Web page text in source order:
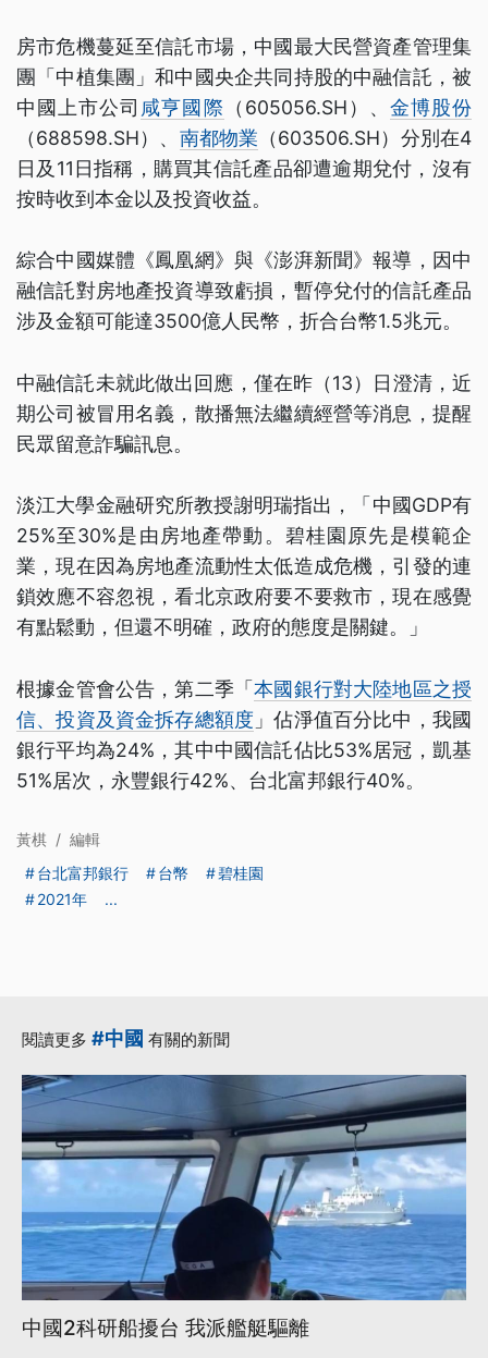
房市危機蔓延至信託市場，中國最大民營資產管理集
團「中植集團」和中國央企共同持股的中融信託，被
中國上市公司 咸亨國際 （605056.SH）、 金博股份
（688598.SH）、 南都物業 （603506.SH）分別在4
日及11日指稱，購買其信託產品卻遭逾期兌付，沒有
按時收到本金以及投資收益。
綜合中國媒體《鳳凰網》與《澎湃新聞》報導，因中
融信託對房地產投資導致虧損，暫停兌付的信託產品
涉及金額可能達3500億人民幣，折合台幣1.5兆元。
中融信託未就此做出回應，僅在昨（13）日澄清，近
期公司被冒用名義，散播無法繼續經營等消息，提醒
民眾留意詐騙訊息。
淡江大學金融研究所教授謝明瑞指出，「中國GDP有
25%至30%是由房地產帶動。碧桂園原先是模範企
業，現在因為房地產流動性太低造成危機，引發的連
鎖效應不容忽視，看北京政府要不要救市，現在感覺
有點鬆動，但還不明確，政府的態度是關鍵。」
根據金管會公告，第二季「本國銀行對大陸地區之授
信、投資及資金拆存總額度 」佔淨值百分比中，我國
銀行平均為24%，其中中國信託佔比53%居冠，凱基
51%居次，永豐銀行42%、台北富邦銀行40%。
黃棋 / 編輯
台北富邦銀行
台幣
碧桂園
2021年
...
閱讀更多 #中國 有關的新聞
中國2科研船擾台 我派艦艇驅離